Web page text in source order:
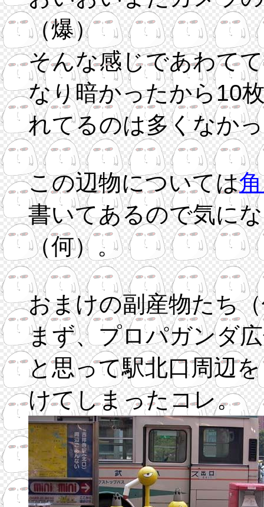
（爆）
そんな感じであわて
なり暗かったから10
れてるのは多くなか
この辺物については
書いてあるので気に
（何）。
おまけの副産物たち
まず、プロパガンダ
と思って駅北口周辺
けてしまったコレ。